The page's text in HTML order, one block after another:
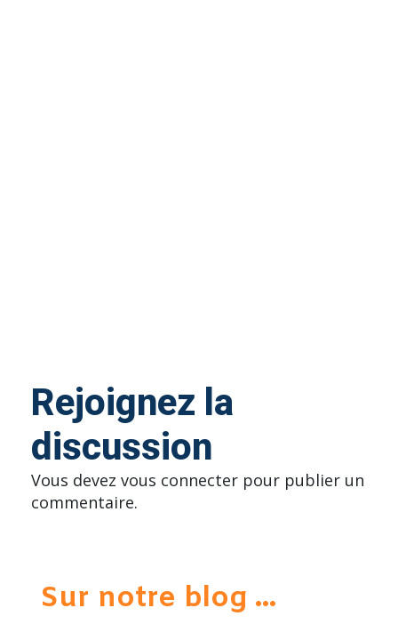
Rejoignez la
discussion
Vous devez vous connecter pour publier un
commentaire.
Sur notre blog ...